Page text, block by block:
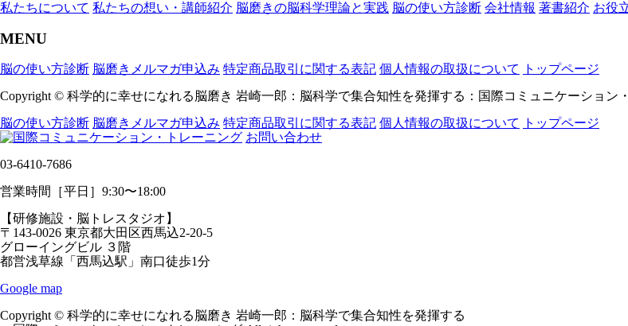
私たちについて 私たちの想い・講師紹介 脳磨きの脳科学理論と実践 脳の使い方診断 会社情報 著書紹介 お役
MENU
脳の使い方診断 脳磨きメルマガ申込み 特定商品取引に関する表記 個人情報の取扱について
トップページ
Copyright © 科学的に幸せになれる脳磨き 岩崎一郎：脳科学で集合知性を発揮する：国際コミュニケーション
脳の使い方診断 脳磨きメルマガ申込み 特定商品取引に関する表記 個人情報の取扱について
トップページ
お問い合わせ
03-6410-7686
営業時間［平日］9:30〜18:00
【研修施設・脳トレスタジオ】
〒143-0026 東京都大田区西馬込2-20-5
グローイングビル ３階
都営浅草線「西馬込駅」南口徒歩1分
Google map
Copyright © 科学的に幸せになれる脳磨き 岩崎一郎：脳科学で集合知性を発揮する